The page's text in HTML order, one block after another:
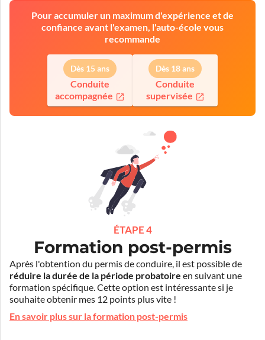
Pour accumuler un maximum d'expérience et de
confiance avant l'examen, l'auto-école vous
recommande
Dès 15 ans
Conduite
accompagnée
Dès 18 ans
Conduite
supervisée
ÉTAPE 4
Formation post-permis
Après l'obtention du permis de conduire, il est possible de
réduire la durée de la période probatoire en suivant une
formation spécifique. Cette option est intéressante si je
souhaite obtenir mes 12 points plus vite !
En savoir plus sur la formation post-permis